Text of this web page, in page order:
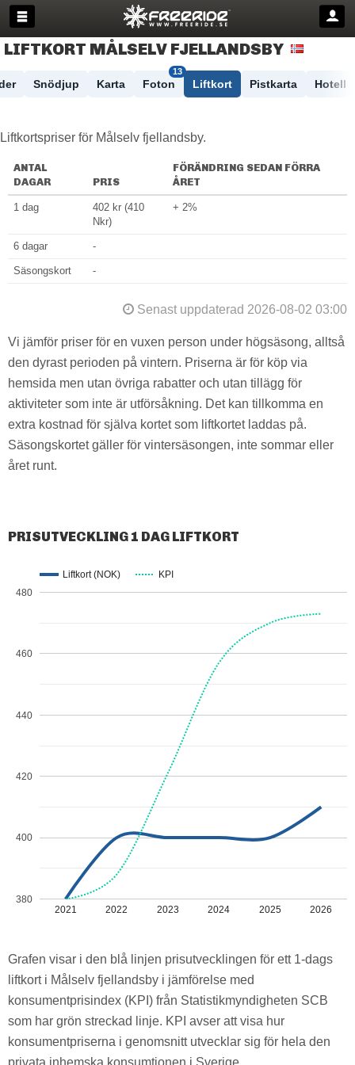
LIFTKORT MÅLSELV FJELLANDSBY
Snödjup Karta Foton
13
Liftkort Pistkarta Hotell
Liftkortspriser för Målselv fjellandsby.
ANTAL
DAGAR
PRIS
FÖRÄNDRING SEDAN FÖRRA
ÅRET
1 dag
402 kr (410
Nkr)
+ 2%
6 dagar -
Säsongskort -
Senast uppdaterad 2026-08-02 03:00
Vi jämför priser för en vuxen person under högsäsong, alltså
den dyrast perioden på vintern. Priserna är för köp via
hemsida men utan övriga rabatter och utan tillägg för
aktiviteter som inte är utförsåkning. Det kan tillkomma en
extra kostnad för själva kortet som liftkortet laddas på.
Säsongskortet gäller för vintersäsongen, inte sommar eller
året runt.
PRISUTVECKLING 1 DAG LIFTKORT
Liftkort (NOK) KPI
2021 2022 2023 2024 2025 2026
380
400
420
440
460
480
Grafen visar i den blå linjen prisutvecklingen för ett 1-dags
liftkort i Målselv fjellandsby i jämförelse med
konsumentprisindex (KPI) från Statistikmyndigheten SCB
som har grön streckad linje. KPI avser att visa hur
konsumentpriserna i genomsnitt utvecklar sig för hela den
privata inhemska konsumtionen i Sverige.